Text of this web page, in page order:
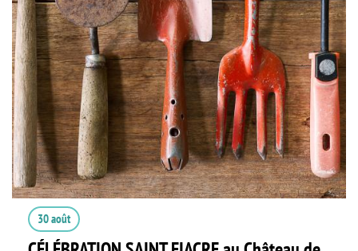
30 août